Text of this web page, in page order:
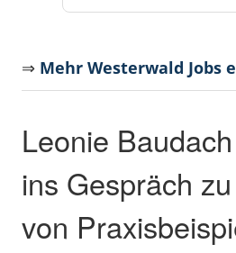
⇒ Mehr Westerwald Jobs
Leonie
ins Gespräch
von